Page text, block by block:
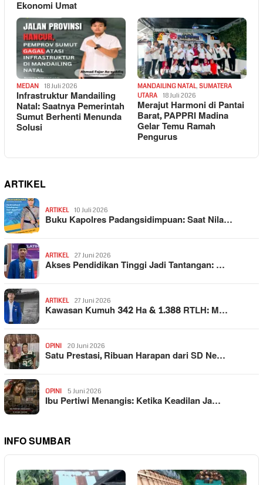
Ekonomi Umat
MEDAN 18 Juli 2026
Infrastruktur Mandailing
Natal: Saatnya Pemerintah
Sumut Berhenti Menunda
Solusi
MANDAILING NATAL, SUMATERA
UTARA
18 Juli 2026
Merajut Harmoni di Pantai
Barat, PAPPRI Madina
Gelar Temu Ramah
Pengurus
ARTIKEL
ARTIKEL 10 Juli 2026
Buku Kapolres Padangsidimpuan: Saat Nila…
ARTIKEL 27 Juni 2026
Akses Pendidikan Tinggi Jadi Tantangan: …
ARTIKEL 27 Juni 2026
Kawasan Kumuh 342 Ha & 1.388 RTLH: M…
OPINI 20 Juni 2026
Satu Prestasi, Ribuan Harapan dari SD Ne…
OPINI 5 Juni 2026
Ibu Pertiwi Menangis: Ketika Keadilan Ja…
INFO SUMBAR